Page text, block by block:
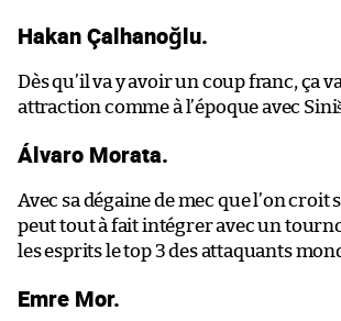
Hakan Çalhanoğlu.
Dès qu’il va y avoir un coup franc, ça
attraction comme à l’époque avec
Álvaro Morata.
Avec sa dégaine de mec que l’on croit
peut tout à fait intégrer avec un
les esprits le top 3 des attaquants
Emre Mor.